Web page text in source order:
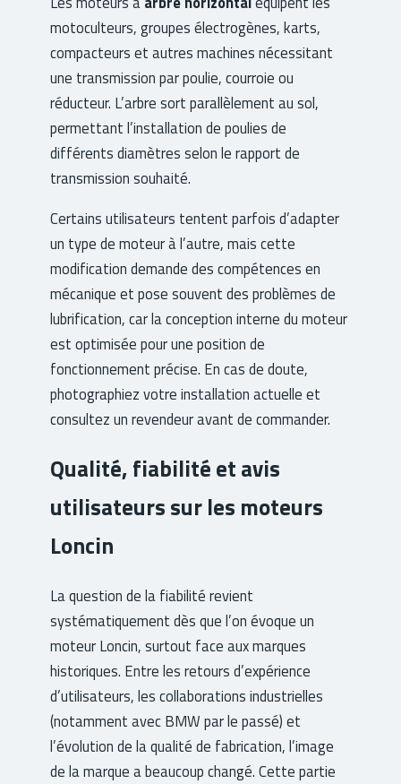
motoculteurs, groupes électrogènes, karts,
compacteurs et autres machines nécessitant
une transmission par poulie, courroie ou
réducteur. L’arbre sort parallèlement au sol,
permettant l’installation de poulies de
différents diamètres selon le rapport de
transmission souhaité.
Certains utilisateurs tentent parfois d’adapter
un type de moteur à l’autre, mais cette
modification demande des compétences en
mécanique et pose souvent des problèmes de
lubrification, car la conception interne du moteur
est optimisée pour une position de
fonctionnement précise. En cas de doute,
photographiez votre installation actuelle et
consultez un revendeur avant de commander.
Qualité, fiabilité et avis
utilisateurs sur les moteurs
Loncin
La question de la fiabilité revient
systématiquement dès que l’on évoque un
moteur Loncin, surtout face aux marques
historiques. Entre les retours d’expérience
d’utilisateurs, les collaborations industrielles
(notamment avec BMW par le passé) et
l’évolution de la qualité de fabrication, l’image
de la marque a beaucoup changé. Cette partie